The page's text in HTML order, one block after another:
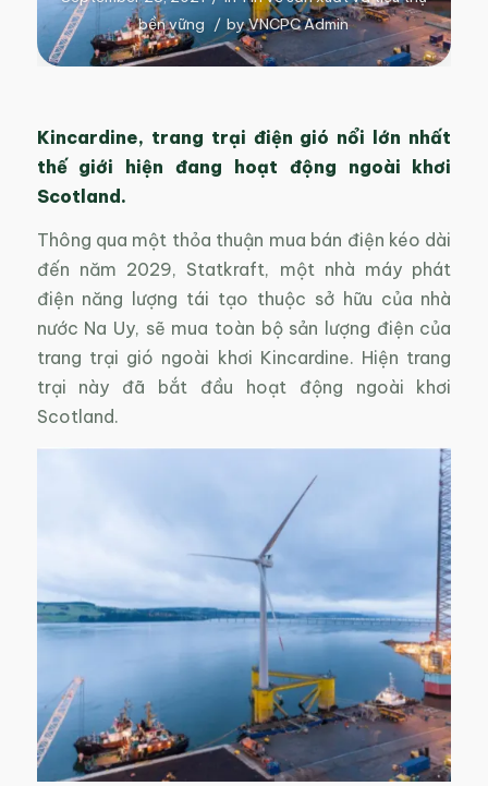
bền vững / byVNCPC Admin
Kincardine, trang trại điện gió nổi lớn nhất
thế giới hiện đang hoạt động ngoài khơi
Scotland.
Thông qua một thỏa thuận mua bán điện kéo dài
đến năm 2029, Statkraft, một nhà máy phát
điện năng lượng tái tạo thuộc sở hữu của nhà
nước Na Uy, sẽ mua toàn bộ sản lượng điện của
trang trại gió ngoài khơi Kincardine. Hiện trang
trại này đã bắt đầu hoạt động ngoài khơi
Scotland.